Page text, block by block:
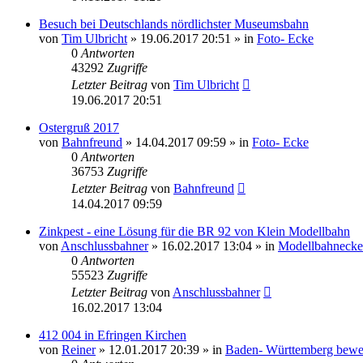
Besuch bei Deutschlands nördlichster Museumsbahn
von Tim Ulbricht » 19.06.2017 20:51 » in Foto- Ecke
0 Antworten
43292 Zugriffe
Letzter Beitrag von Tim Ulbricht
19.06.2017 20:51
Ostergruß 2017
von Bahnfreund » 14.04.2017 09:59 » in Foto- Ecke
0 Antworten
36753 Zugriffe
Letzter Beitrag von Bahnfreund
14.04.2017 09:59
Zinkpest - eine Lösung für die BR 92 von Klein Modellbahn
von Anschlussbahner» 16.02.2017 13:04 » in Modellbahnecke
0 Antworten
55523 Zugriffe
Letzter Beitrag von Anschlussbahner
16.02.2017 13:04
412 004 in Efringen Kirchen
von Reiner» 12.01.2017 20:39 » in Baden- Württemberg